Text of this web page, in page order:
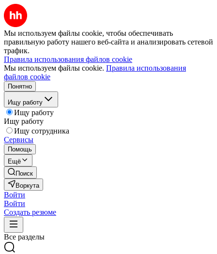
Мы используем файлы cookie, чтобы обеспечивать
правильную работу нашего веб-сайта и анализировать сетевой
трафик.
Правила использования файлов cookie
Мы используем файлы cookie. Правила использования
файлов cookie
Понятно
Ищу работу
Ищу работу
Ищу работу
Ищу сотрудника
Сервисы
Помощь
Ещё
Поиск
Воркута
Войти
Войти
Создать резюме
Все разделы